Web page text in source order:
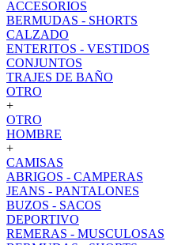
ACCESORIOS
BERMUDAS - SHORTS
CALZADO
ENTERITOS - VESTIDOS
CONJUNTOS
TRAJES DE BAÑO
OTRO
+
OTRO
HOMBRE
+
CAMISAS
ABRIGOS - CAMPERAS
JEANS - PANTALONES
BUZOS - SACOS
DEPORTIVO
REMERAS - MUSCULOSAS